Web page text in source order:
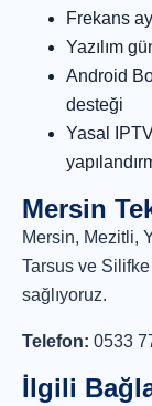
Frekans
Yazılım
Android
desteği
Yasal
Mersin
Mersin, Mezitli,
Tarsus ve
sağlıyoruz.
Telefon: 0533
İlgili